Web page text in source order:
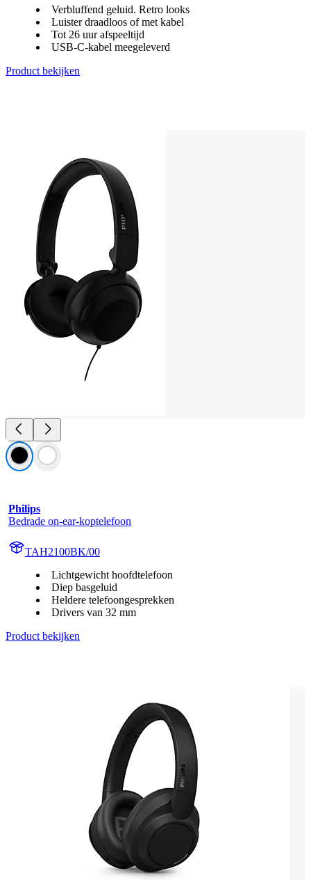
Verbluffend geluid. Retro looks
Luister draadloos of met kabel
Tot 26 uur afspeeltijd
USB-C-kabel meegeleverd
Product bekijken
Philips
Bedrade on-ear-koptelefoon
TAH2100BK/00
Lichtgewicht hoofdtelefoon
Diep basgeluid
Heldere telefoongesprekken
Drivers van 32 mm
Product bekijken